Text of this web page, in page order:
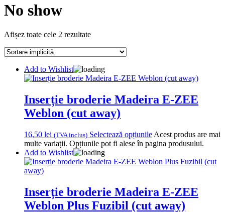
No show
Afișez toate cele 2 rezultate
Add to Wishlist
Inserție broderie Madeira E-ZEE
Weblon (cut away)
16,50 lei (TVA inclus) Selectează opțiunile Acest produs are mai
multe variații. Opțiunile pot fi alese în pagina produsului.
Add to Wishlist
Inserție broderie Madeira E-ZEE
Weblon Plus Fuzibil (cut away)